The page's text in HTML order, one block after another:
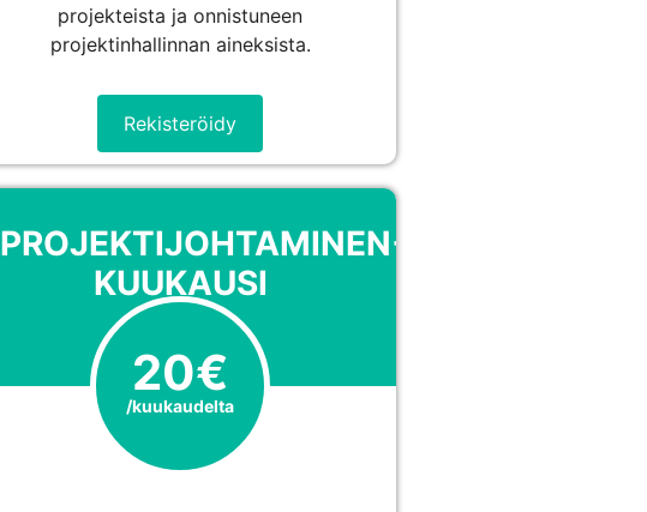
projekteista ja onnistuneen
projektinhallinnan aineksista.
Rekisteröidy
PROJEKTIJOHTAMINEN+,
KUUKAUSI
20€
/kuukaudelta